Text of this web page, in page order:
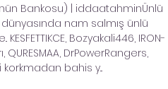
Bankosu) | iddaatahminÜnlü
nam salmış ünlü
Bozyakali446, IRON-
DrPowerRangers,
korkmadan bahis y...